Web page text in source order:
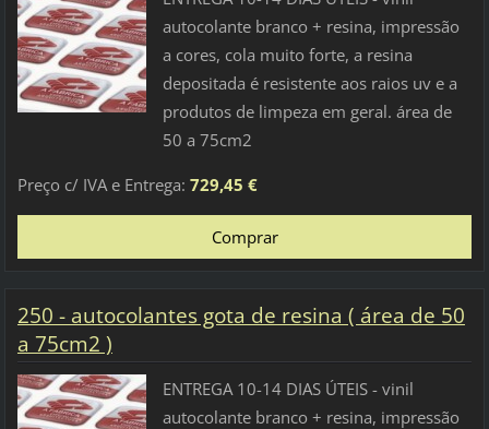
autocolante branco + resina, impressão
a cores, cola muito forte, a resina
depositada é resistente aos raios uv e a
produtos de limpeza em geral. área de
50 a 75cm2
Preço c/ IVA e Entrega: 729,45 €
250 - autocolantes gota de resina ( área de 50
a 75cm2 )
ENTREGA 10-14 DIAS ÚTEIS - vinil
autocolante branco + resina, impressão